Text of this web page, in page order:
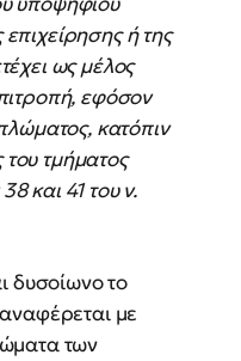
ή της
ως μέλος
εφόσον
κατόπιν
τμήματος
και 41 του ν.
δυσοίωνο το
με
των